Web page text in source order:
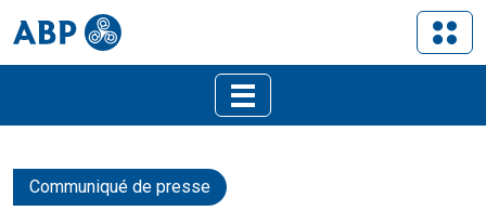
Communiqué de presse